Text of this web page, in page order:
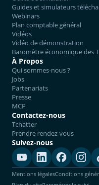
Guides et simulateurs
Webinars
Plan comptable général
Vidéos
Vidéo de démonstration
Baromètre économique des
À Propos
Qui sommes-nous ?
Jobs
Partenariats
Presse
MCP
Contactez-nous
Tchatter
Prendre rendez-vous
Suivez-nous
Mentions légalesConditions